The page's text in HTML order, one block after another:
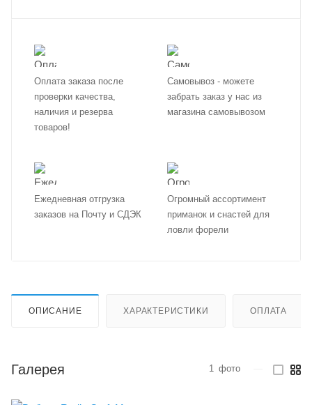
Оплата заказа после
проверки качества,
наличия и резерва
товаров!
Самовывоз - можете
забрать заказ у нас из
магазина самовывозом
Ежедневная отгрузка
заказов на Почту и СДЭК
Огромный ассортимент
приманок и снастей для
ловли форели
ОПИСАНИЕ ХАРАКТЕРИСТИКИ ОПЛАТА
Галерея 1 фото